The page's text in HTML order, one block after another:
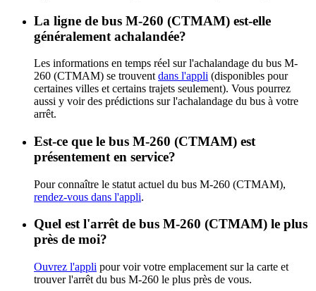
La ligne de bus M-260 (CTMAM) est-elle
généralement achalandée?
Les informations en temps réel sur l'achalandage du bus M-
260 (CTMAM) se trouvent dans l'appli (disponibles pour
certaines villes et certains trajets seulement). Vous pourrez
aussi y voir des prédictions sur l'achalandage du bus à votre
arrêt.
Est-ce que le bus M-260 (CTMAM) est
présentement en service?
Pour connaître le statut actuel du bus M-260 (CTMAM),
rendez-vous dans l'appli.
Quel est l'arrêt de bus M-260 (CTMAM) le plus
près de moi?
Ouvrez l'appli pour voir votre emplacement sur la carte et
trouver l'arrêt du bus M-260 le plus près de vous.